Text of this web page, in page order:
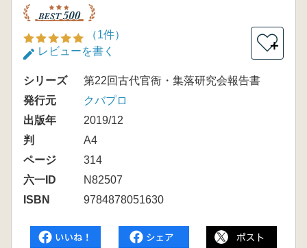
（1件）
レビューを書く
＋
シリーズ
第22回古代官衙・集落研究会報告書
発行元
クバプロ
出版年
2019/12
判
A4
ページ
314
六一ID
N82507
ISBN
9784878051630